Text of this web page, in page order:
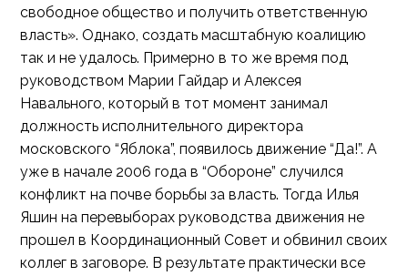
свободное общество и получить ответственную
власть». Однако, создать масштабную коалицию
так и не удалось. Примерно в то же время под
руководством Марии Гайдар и Алексея
Навального, который в тот момент занимал
должность исполнительного директора
московского “Яблока”, появилось движение “Да!”. А
уже в начале 2006 года в “Обороне” случился
конфликт на почве борьбы за власть. Тогда Илья
Яшин на перевыборах руководства движения не
прошел в Координационный Совет и обвинил своих
коллег в заговоре. В результате практически все